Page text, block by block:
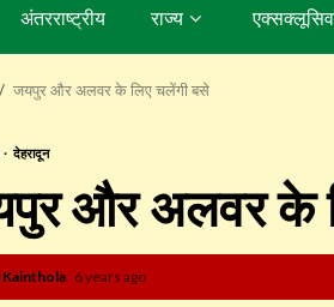
अंतरराष्ट्रीय राज्य एक्सक्लूसिव
जयपुर और अलवर के लिए चलेंगी बसे
देहरादून
और अलवर के
Kainthola 6 years ago